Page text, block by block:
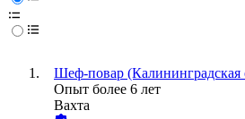
Шеф-повар (Калининградская
Опыт более 6 лет
Вахта